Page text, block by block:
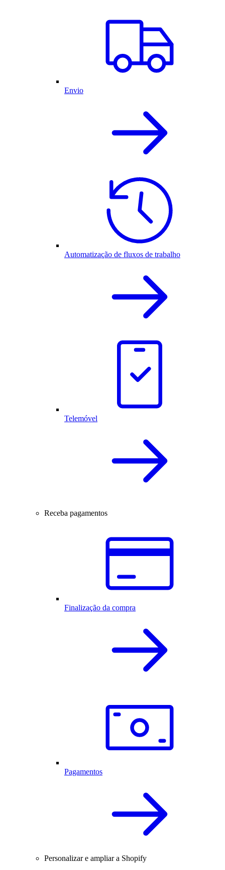
Envio
Automatização de fluxos de trabalho
Telemóvel
Receba pagamentos
Finalização da compra
Pagamentos
Personalizar e ampliar a Shopify